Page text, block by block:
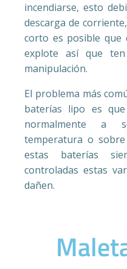
incendiarse, esto
descarga de
corto es posible que
explote así que
manipulación.
El problema más
baterías lipo es
normalmente a
temperatura o
estas baterías
controladas estas
dañen.